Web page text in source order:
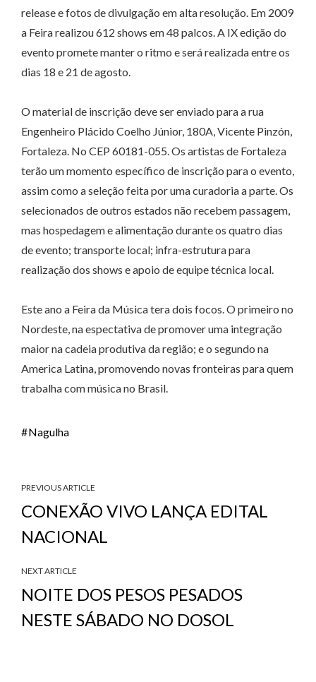
release e fotos de divulgação em alta resolução. Em 2009
a Feira realizou 612 shows em 48 palcos. A IX edição do
evento promete manter o ritmo e será realizada entre os
dias 18 e 21 de agosto.
O material de inscrição deve ser enviado para a rua
Engenheiro Plácido Coelho Júnior, 180A, Vicente Pinzón,
Fortaleza. No CEP 60181-055. Os artistas de Fortaleza
terão um momento específico de inscrição para o evento,
assim como a seleção feita por uma curadoria a parte. Os
selecionados de outros estados não recebem passagem,
mas hospedagem e alimentação durante os quatro dias
de evento; transporte local; infra-estrutura para
realização dos shows e apoio de equipe técnica local.
Este ano a Feira da Música tera dois focos. O primeiro no
Nordeste, na espectativa de promover uma integração
maior na cadeia produtiva da região; e o segundo na
America Latina, promovendo novas fronteiras para quem
trabalha com música no Brasil.
Nagulha
PREVIOUS ARTICLE
CONEXÃO VIVO LANÇA EDITAL
NACIONAL
NEXT ARTICLE
NOITE DOS PESOS PESADOS
NESTE SÁBADO NO DOSOL